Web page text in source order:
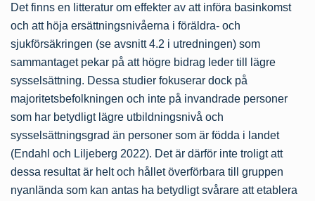
Det finns en litteratur om effekter av att införa basinkomst
och att höja ersättningsnivåerna i föräldra- och
sjukförsäkringen (se avsnitt 4.2 i utredningen) som
sammantaget pekar på att högre bidrag leder till lägre
sysselsättning. Dessa studier fokuserar dock på
majoritetsbefolkningen och inte på invandrade personer
som har betydligt lägre utbildningsnivå och
sysselsättningsgrad än personer som är födda i landet
(Endahl och Liljeberg 2022). Det är därför inte troligt att
dessa resultat är helt och hållet överförbara till gruppen
nyanlända som kan antas ha betydligt svårare att etablera